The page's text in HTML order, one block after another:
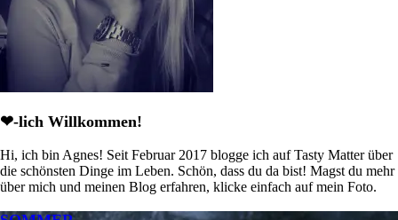
❤-lich Willkommen!
Hi, ich bin Agnes! Seit Februar 2017 blogge ich auf Tasty Matter über
die schönsten Dinge im Leben. Schön, dass du da bist! Magst du mehr
über mich und meinen Blog erfahren, klicke einfach auf mein Foto.